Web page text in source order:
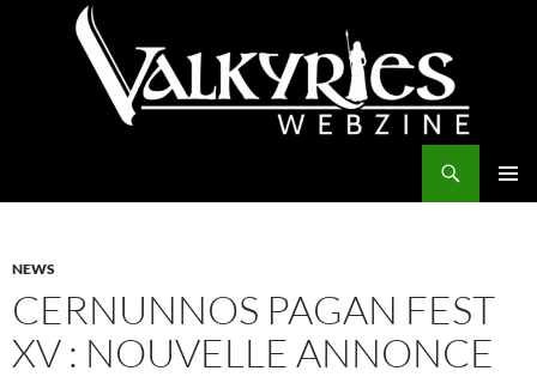
NEWS
CERNUNNOS PAGAN FEST
XV : NOUVELLE ANNONCE